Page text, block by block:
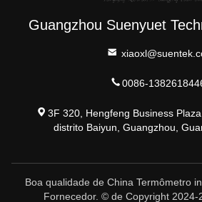
Guangzhou Suenyuet
0086-
3F 320, Hengfeng Business
distrito Baiyun, Guangzhou,
Boa qualidade de China Termômetro
Fornecedor. © de Copyright 2024-